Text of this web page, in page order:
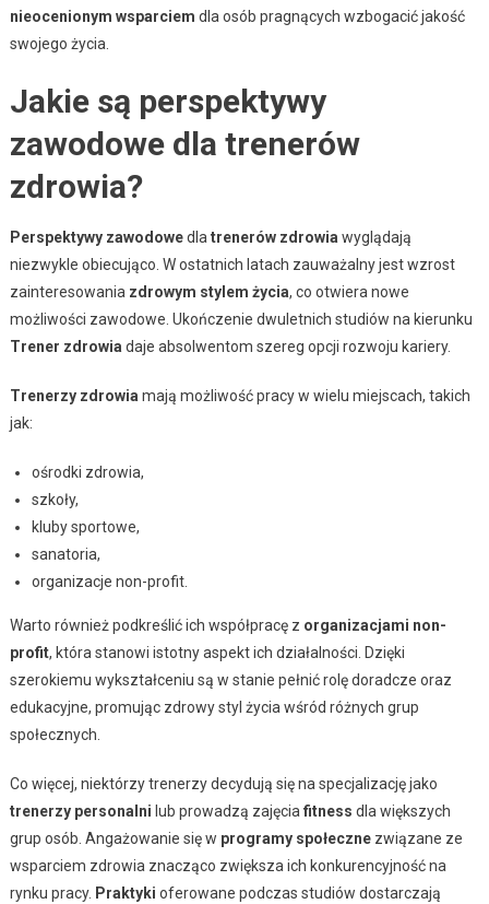
nieocenionym wsparciem dla osób pragnących wzbogacić jakość
swojego życia.
Jakie są perspektywy
zawodowe dla trenerów
zdrowia?
Perspektywy zawodowedla trenerów zdrowia wyglądają
niezwykle obiecująco. W ostatnich latach zauważalny jest wzrost
zainteresowania zdrowym stylem życia, co otwiera nowe
możliwości zawodowe. Ukończenie dwuletnich studiów na kierunku
Trener zdrowia daje absolwentom szereg opcji rozwoju kariery.
Trenerzy zdrowia mają możliwość pracy w wielu miejscach, takich
jak:
ośrodki zdrowia,
szkoły,
kluby sportowe,
sanatoria,
organizacje non-profit.
Warto również podkreślić ich współpracę z organizacjami non-
profit, która stanowi istotny aspekt ich działalności. Dzięki
szerokiemu wykształceniu są w stanie pełnić rolę doradcze oraz
edukacyjne, promując zdrowy styl życia wśród różnych grup
społecznych.
Co więcej, niektórzy trenerzy decydują się na specjalizację jako
trenerzy personalni lub prowadzą zajęcia fitness dla większych
grup osób. Angażowanie się w programy społecznezwiązane ze
wsparciem zdrowia znacząco zwiększa ich konkurencyjność na
rynku pracy. Praktyki oferowane podczas studiów dostarczają